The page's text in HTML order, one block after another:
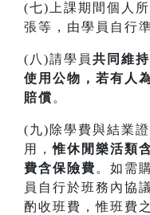
(七)上課期間個人
張等，由學員自行
(八)請學員 共同維
使用公物，若有人
賠償 。
(九)除學費與結業
用，惟休閒樂活類
費含保險費 。如需
員自行於班務內協
酌收班費，惟班費